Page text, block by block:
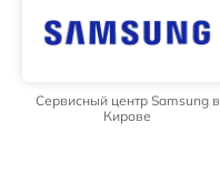
Сервисный центр Samsung в
Кирове